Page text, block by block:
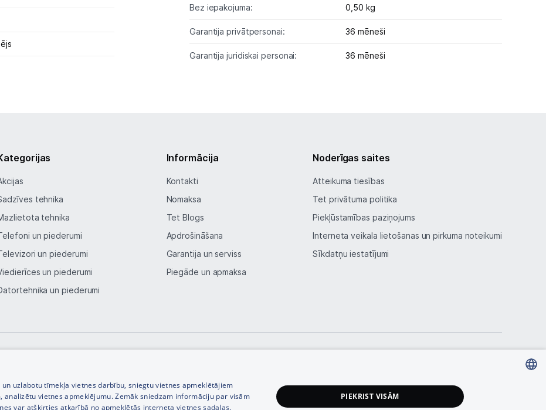
Ražotāju atjaunota tehnika
Vēlmju saraksts
Blogs
Uzņēmumiem
Kontakti
Bez iepakojuma: 0,50 kg
Garantija privātpersonai: 36 mēneši
Garantija juridiskai personai: 36 mēneši
tehnika
tehnika
un piederumi
un piederumi
un piederumi
un piederumi
Informācija
Kontakti
Nomaksa
Tet Blogs
Apdrošināšana
Garantija un serviss
Piegāde un apmaksa
Noderīgas saites
Atteikuma tiesības
Tet privātuma politika
Piekļūstamības paziņojums
Interneta veikala lietošanas un pirkuma noteikumi
Sīkdatņu iestatījumi
uzlabotu tīmekļa vietnes darbību, sniegtu vietnes apmeklētājiem
vietnes apmeklējumu. Zemāk sniedzam informāciju par visām
var atšķirties atkarībā no apmeklētās interneta vietnes sadaļas.
PIEKRIST VISĀM